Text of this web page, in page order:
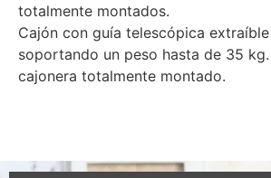
totalmente montados.
Cajón con guía telescópica
soportando un peso hasta de 35
cajonera totalmente montado.